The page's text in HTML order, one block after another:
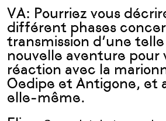
VA: Pourriez vous
différent phases
transmission d’une
nouvelle aventure pour
réaction avec la
Oedipe et Antigone, et
elle-même.